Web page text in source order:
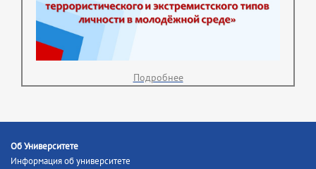
Подробнее
Об Университете
Информация об университете